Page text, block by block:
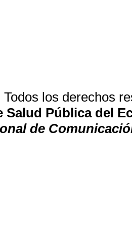
los derechos
Pública del
de